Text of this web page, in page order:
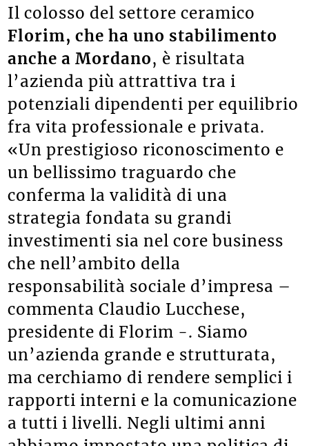
Il colosso del settore ceramico
Florim, che ha uno stabilimento
anche a Mordano, è risultata
l’azienda più attrattiva tra i
potenziali dipendenti per equilibrio
fra vita professionale e privata.
«Un prestigioso riconoscimento e
un bellissimo traguardo che
conferma la validità di una
strategia fondata su grandi
investimenti sia nel core business
che nell’ambito della
responsabilità sociale d’impresa –
commenta Claudio Lucchese,
presidente di Florim -. Siamo
un’azienda grande e strutturata,
ma cerchiamo di rendere semplici i
rapporti interni e la comunicazione
a tutti i livelli. Negli ultimi anni